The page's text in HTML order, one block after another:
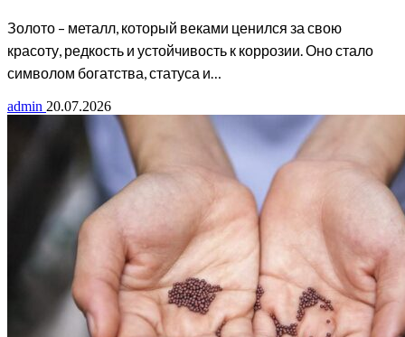
Золото – металл, который веками ценился за свою
красоту, редкость и устойчивость к коррозии. Оно стало
символом богатства, статуса и…
admin 20.07.2026